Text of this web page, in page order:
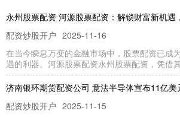
永州股票配资 河源股票配资：解锁财富新机遇
配资炒股开户 2025-11-16
在当今瞬息万变的金融市场中，股票配资已成
遇的利器。河源股票配资永州股票配资，凭借
济南银环期货配资公司 意法半导体宣布11亿美
配资炒股开户 2025-11-15